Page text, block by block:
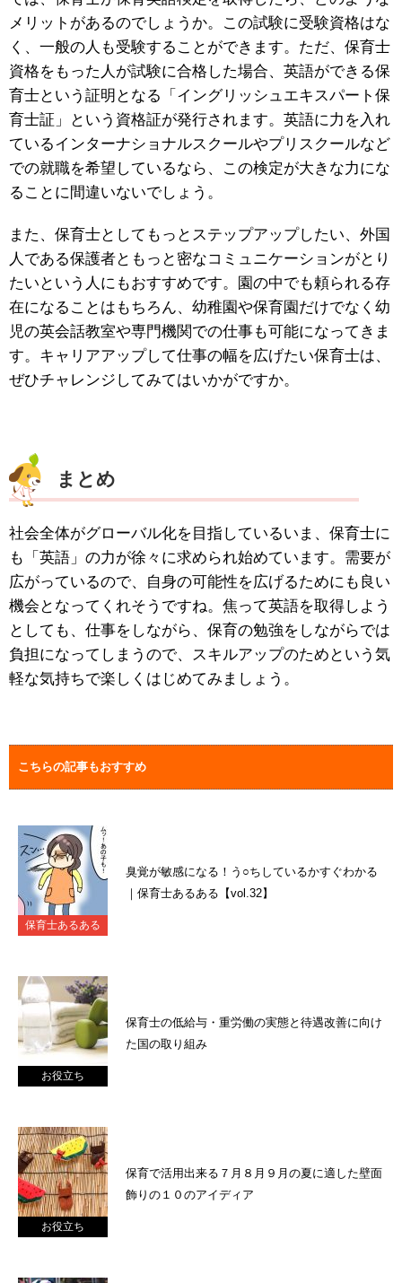
メリットがあるのでしょうか。この試験に受験資格はな
く、一般の人も受験することができます。ただ、保育士
資格をもった人が試験に合格した場合、英語ができる保
育士という証明となる「イングリッシュエキスパート保
育士証」という資格証が発行されます。英語に力を入れ
ているインターナショナルスクールやプリスクールなど
での就職を希望しているなら、この検定が大きな力にな
ることに間違いないでしょう。
また、保育士としてもっとステップアップしたい、外国
人である保護者ともっと密なコミュニケーションがとり
たいという人にもおすすめです。園の中でも頼られる存
在になることはもちろん、幼稚園や保育園だけでなく幼
児の英会話教室や専門機関での仕事も可能になってきま
す。キャリアアップして仕事の幅を広げたい保育士は、
ぜひチャレンジしてみてはいかがですか。
まとめ
社会全体がグローバル化を目指しているいま、保育士に
も「英語」の力が徐々に求められ始めています。需要が
広がっているので、自身の可能性を広げるためにも良い
機会となってくれそうですね。焦って英語を取得しよう
としても、仕事をしながら、保育の勉強をしながらでは
負担になってしまうので、スキルアップのためという気
軽な気持ちで楽しくはじめてみましょう。
こちらの記事もおすすめ
保育士あるある
臭覚が敏感になる！う○ちしているかすぐわかる
｜保育士あるある【vol.32】
お役立ち
保育士の低給与・重労働の実態と待遇改善に向け
た国の取り組み
お役立ち
保育で活用出来る７月８月９月の夏に適した壁面
飾りの１０のアイディア